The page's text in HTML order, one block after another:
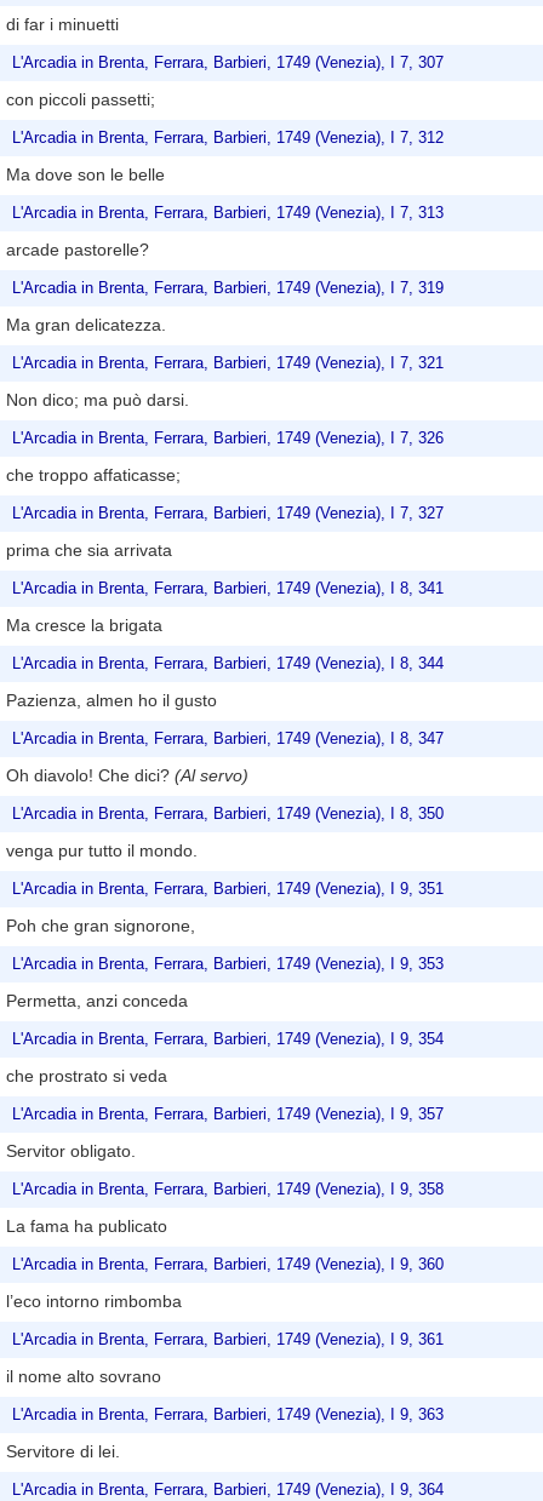
di far i minuetti
L'Arcadia in Brenta, Ferrara, Barbieri, 1749 (Venezia), I 7, 307
con piccoli passetti;
L'Arcadia in Brenta, Ferrara, Barbieri, 1749 (Venezia), I 7, 312
Ma dove son le belle
L'Arcadia in Brenta, Ferrara, Barbieri, 1749 (Venezia), I 7, 313
arcade pastorelle?
L'Arcadia in Brenta, Ferrara, Barbieri, 1749 (Venezia), I 7, 319
Ma gran delicatezza.
L'Arcadia in Brenta, Ferrara, Barbieri, 1749 (Venezia), I 7, 321
Non dico; ma può darsi.
L'Arcadia in Brenta, Ferrara, Barbieri, 1749 (Venezia), I 7, 326
che troppo affaticasse;
L'Arcadia in Brenta, Ferrara, Barbieri, 1749 (Venezia), I 7, 327
prima che sia arrivata
L'Arcadia in Brenta, Ferrara, Barbieri, 1749 (Venezia), I 8, 341
Ma cresce la brigata
L'Arcadia in Brenta, Ferrara, Barbieri, 1749 (Venezia), I 8, 344
Pazienza, almen ho il gusto
L'Arcadia in Brenta, Ferrara, Barbieri, 1749 (Venezia), I 8, 347
Oh diavolo! Che dici? (Al servo)
L'Arcadia in Brenta, Ferrara, Barbieri, 1749 (Venezia), I 8, 350
venga pur tutto il mondo.
L'Arcadia in Brenta, Ferrara, Barbieri, 1749 (Venezia), I 9, 351
Poh che gran signorone,
L'Arcadia in Brenta, Ferrara, Barbieri, 1749 (Venezia), I 9, 353
Permetta, anzi conceda
L'Arcadia in Brenta, Ferrara, Barbieri, 1749 (Venezia), I 9, 354
che prostrato si veda
L'Arcadia in Brenta, Ferrara, Barbieri, 1749 (Venezia), I 9, 357
Servitor obligato.
L'Arcadia in Brenta, Ferrara, Barbieri, 1749 (Venezia), I 9, 358
La fama ha publicato
L'Arcadia in Brenta, Ferrara, Barbieri, 1749 (Venezia), I 9, 360
l’eco intorno rimbomba
L'Arcadia in Brenta, Ferrara, Barbieri, 1749 (Venezia), I 9, 361
il nome alto sovrano
L'Arcadia in Brenta, Ferrara, Barbieri, 1749 (Venezia), I 9, 363
Servitore di lei.
L'Arcadia in Brenta, Ferrara, Barbieri, 1749 (Venezia), I 9, 364